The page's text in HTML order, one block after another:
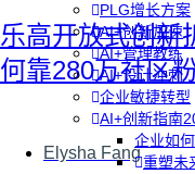
PLG增长方案
AI+创新加速
AI+管理教练
AI+设计冲刺
企业敏捷转型
AI+创新指南
企业如
重塑未
乐高开放式创新
何靠280万社区
Elysha Fang